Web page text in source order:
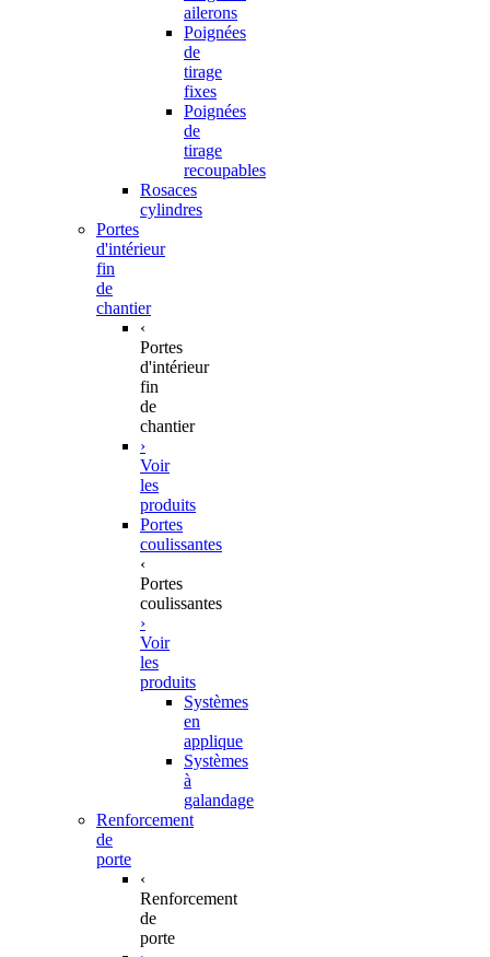
ailerons
Poignées
de
tirage
fixes
Poignées
de
tirage
recoupables
Rosaces
cylindres
Portes
d'intérieur
fin
de
chantier
‹
Portes
d'intérieur
fin
de
chantier
›
Voir
les
produits
Portes
coulissantes
‹
Portes
coulissantes
›
Voir
les
produits
Systèmes
en
applique
Systèmes
à
galandage
Renforcement
de
porte
‹
Renforcement
de
porte